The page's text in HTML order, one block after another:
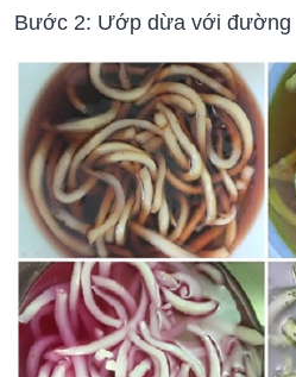
Bước 2: Ướp dừa với đường